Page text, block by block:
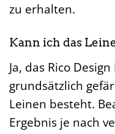
zu erhalten.
Kann ich das
Ja, das Rico
grundsätzlich
Leinen besteht.
Ergebnis je nach